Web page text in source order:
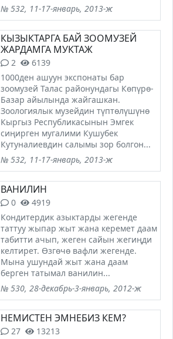
№ 532, 11-17-январь, 2013-ж
КЫЗЫКТАРГА БАЙ ЗООМУЗЕЙ
ЖАРДАМГА МУКТАЖ
2
6139
1000ден ашуун экспонаты бар
зоомузей Талас районундагы Көпүрө-
Базар айылында жайгашкан.
Зоологиялык музейдин түптөлүшүнө
Кыргыз Республикасынын Эмгек
сиңирген мугалими Кушубек
Кутуналиевдин салымы зор болгон...
№ 532, 11-17-январь, 2013-ж
ВАНИЛИН
0
4919
Кондитердик азыктарды жегенде
таттуу жыпар жыт жана керемет даам
табитти ачып, жеген сайын жегиңди
келтирет. Өзгөчө вафли жегенде.
Мына ушундай жыт жана даам
берген татымал ванилин...
№ 530, 28-декабрь-3-январь, 2012-ж
НЕМИСТЕН ЭМНЕБИЗ КЕМ?
27
13213